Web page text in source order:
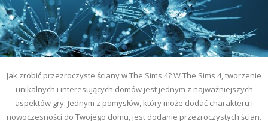
Jak zrobić przezroczyste ściany w The Sims 4? W The Sims 4, tworzenie
unikalnych i interesujących domów jest jednym z najważniejszych
aspektów gry. Jednym z pomysłów, który może dodać charakteru i
nowoczesności do Twojego domu, jest dodanie przezroczystych ścian.